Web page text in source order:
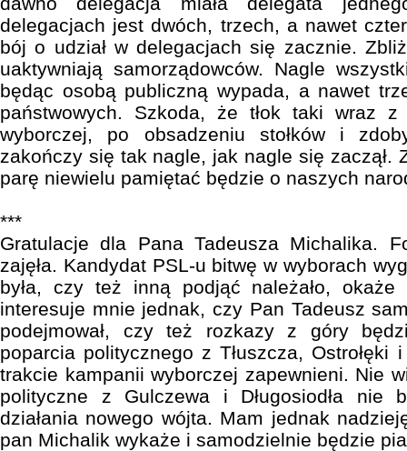
delegacjach jest dwóch, trzech, a nawet
bój o udział w delegacjach się zacznie.
uaktywniają samorządowców. Nagle
będąc osobą publiczną wypada, a nawet
państwowych. Szkoda, że tłok taki wraz z
wyborczej, po obsadzeniu stołków i
zakończy się tak nagle, jak nagle się zaczął.
parę niewielu pamiętać będzie o naszych
***
Gratulacje dla Pana Tadeusza Michalika.
zajęła. Kandydat PSL-u bitwę w wyborach
była, czy też inną podjąć należało, okaże
interesuje mnie jednak, czy Pan Tadeusz
podejmował, czy też rozkazy z góry
poparcia politycznego z Tłuszcza, Ostrołęki
trakcie kampanii wyborczej zapewnieni. Nie
polityczne z Gulczewa i Długosiodła nie
działania nowego wójta. Mam jednak
pan Michalik wykaże i samodzielnie będzie